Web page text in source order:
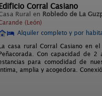
Corral Casiano
Rural en Robledo de La
(León)
Alquiler completo y por
casa rural Corral Casiano en
Con capacidad de
para comodidad de
amplia y acogedora.